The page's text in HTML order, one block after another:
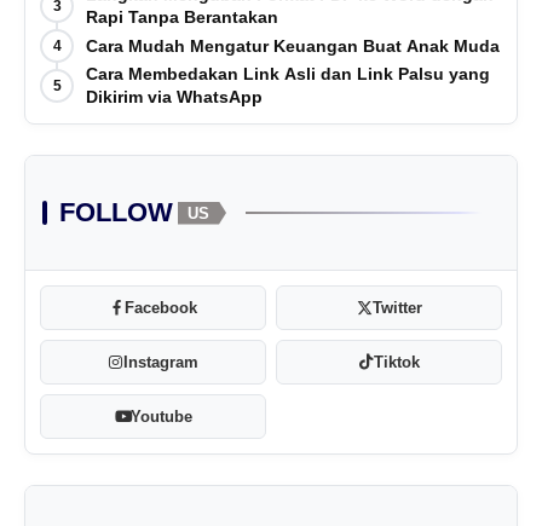
3
Rapi Tanpa Berantakan
4 Cara Mudah Mengatur Keuangan Buat Anak Muda
5
Cara Membedakan Link Asli dan Link Palsu yang
Dikirim via WhatsApp
FOLLOW US
Facebook Twitter
Instagram Tiktok
Youtube